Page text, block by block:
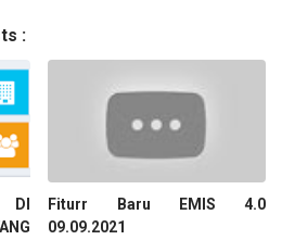
:
DI
Fiturr Baru EMIS 4.0
09.09.2021